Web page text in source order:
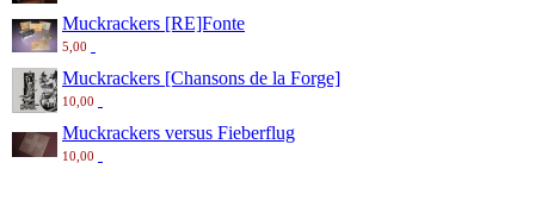
Muckrackers [RE]Fonte
5,00
Muckrackers [Chansons de la Forge]
10,00
Muckrackers versus Fieberflug
10,00